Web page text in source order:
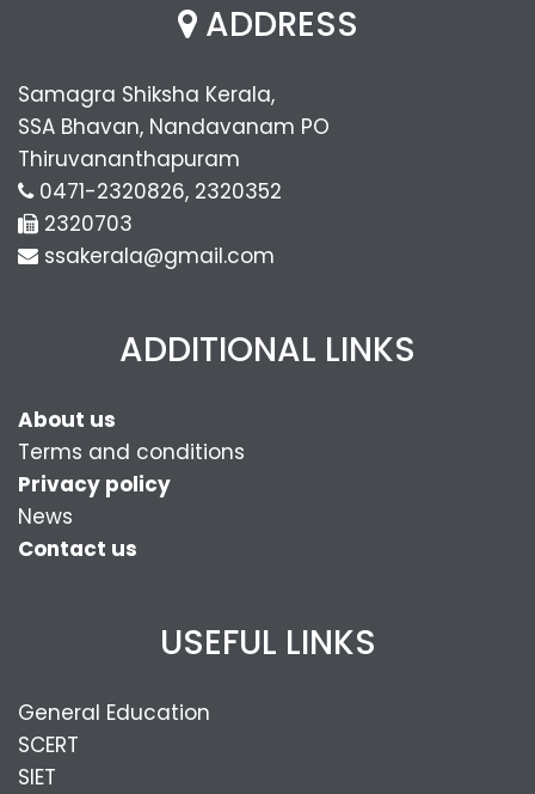
ADDRESS
Samagra Shiksha Kerala,
SSA Bhavan, Nandavanam PO
Thiruvananthapuram
0471-2320826, 2320352
2320703
ssakerala@gmail.com
ADDITIONAL LINKS
About us
Terms and conditions
Privacy policy
News
Contact us
USEFUL LINKS
General Education
SCERT
SIET